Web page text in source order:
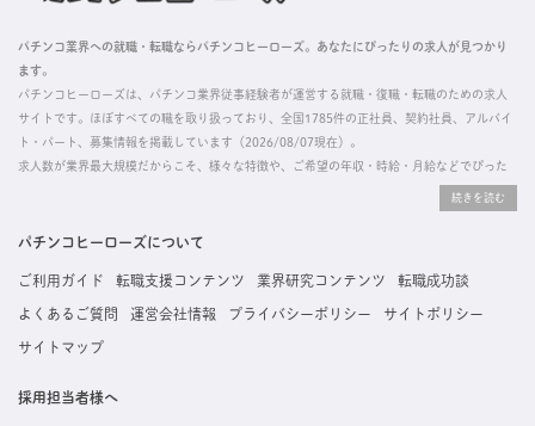
パチンコ業界への就職・転職ならパチンコヒーローズ。あなたにぴったりの求人が見つかり
ます。
パチンコヒーローズは、パチンコ業界従事経験者が運営する就職・復職・転職のための求人
サイトです。ほぼすべての職を取り扱っており、全国1785件の正社員、契約社員、アルバイ
ト・パート、募集情報を掲載しています（2026/08/07現在）。
求人数が業界最大規模だからこそ、様々な特徴や、ご希望の年収・時給・月給などでぴった
掲載している求人は、すべて契約法人様から寄せられた正規の求人情報です。応募いただい
た内容はすぐに直接事業所に届くためスムーズに転職・復職できます。
パチンコヒーローズについて
ご利用ガイド 転職支援コンテンツ 業界研究コンテンツ 転職成功談
よくあるご質問 運営会社情報 プライバシーポリシー サイトポリシー
サイトマップ
採用担当者様へ